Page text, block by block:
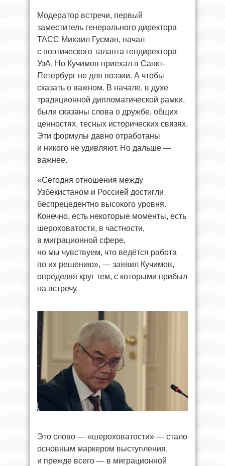
Модератор встречи, первый
заместитель генерального директора
ТАСС Михаил Гусман, начал
с поэтического таланта гендиректора
УзА. Но Кучимов приехал в Санкт-
Петербург не для поэзии. А чтобы
сказать о важном. В начале, в духе
традиционной дипломатической рамки,
были сказаны слова о дружбе, общих
ценностях, тесных исторических связях.
Эти формулы давно отработаны
и никого не удивляют. Но дальше —
важнее.
«Сегодня отношения между
Узбекистаном и Россией достигли
беспрецедентно высокого уровня.
Конечно, есть некоторые моменты, есть
шероховатости, в частности,
в миграционной сфере,
но мы чувствуем, что ведётся работа
по их решению», — заявил Кучимов,
определяя круг тем, с которыми прибыл
на встречу.
Это слово — «шероховатости» — стало
основным маркером выступления,
и прежде всего — в миграционной